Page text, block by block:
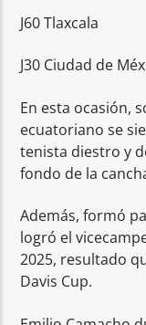
J60 Tlaxcala
J30 Ciudad de
En esta ocasión,
ecuatoriano se
tenista diestro y
fondo de la
Además, formó
logró el
2025, resultado
Davis Cup.